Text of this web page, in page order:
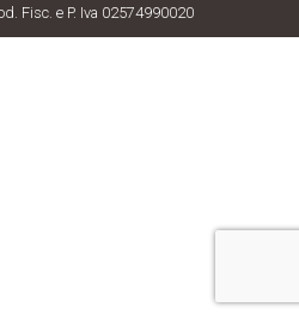
Fisc. e P. Iva 02574990020